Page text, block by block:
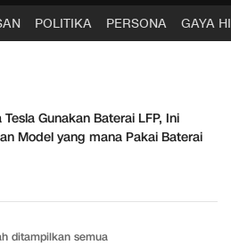
POLITIKA PERSONA GAYA
Gunakan Baterai LFP, Ini
Model yang mana Pakai Baterai
ditampilkan semua